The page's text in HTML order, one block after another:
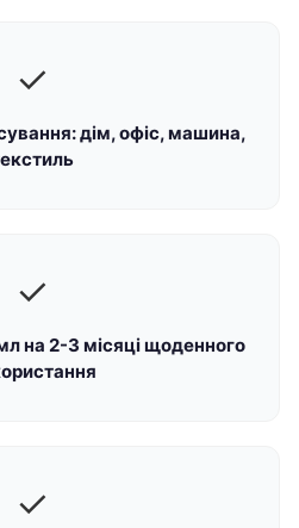
✓
дім, офіс, машина,
✓
на 2-3 місяці щоденного
✓